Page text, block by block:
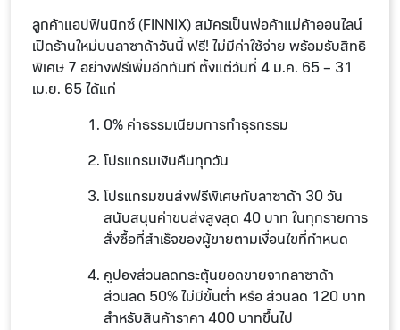
ลูกค้าแอปฟินนิกซ์ (FINNIX) สมัครเป็นพ่อค้าแม่ค้าออนไลน์
เปิดร้านใหม่บนลาซาด้าวันนี้ ฟรี! ไม่มีค่าใช้จ่าย พร้อมรับสิทธิ
พิเศษ 7 อย่างฟรีเพิ่มอีกทันที ตั้งแต่วันที่ 4 ม.ค. 65 – 31
เม.ย. 65 ได้แก่
0% ค่าธรรมเนียมการทำธุรกรรม
โปรแกรมเงินคืนทุกวัน
โปรแกรมขนส่งฟรีพิเศษกับลาซาด้า 30 วัน
สนับสนุนค่าขนส่งสูงสุด 40 บาท ในทุกรายการ
สั่งซื้อที่สำเร็จของผู้ขายตามเงื่อนไขที่กำหนด
คูปองส่วนลดกระตุ้นยอดขายจากลาซาด้า
ส่วนลด 50% ไม่มีขั้นต่ำ หรือ ส่วนลด 120 บาท
สำหรับสินค้าราคา 400 บาทขึ้นไป